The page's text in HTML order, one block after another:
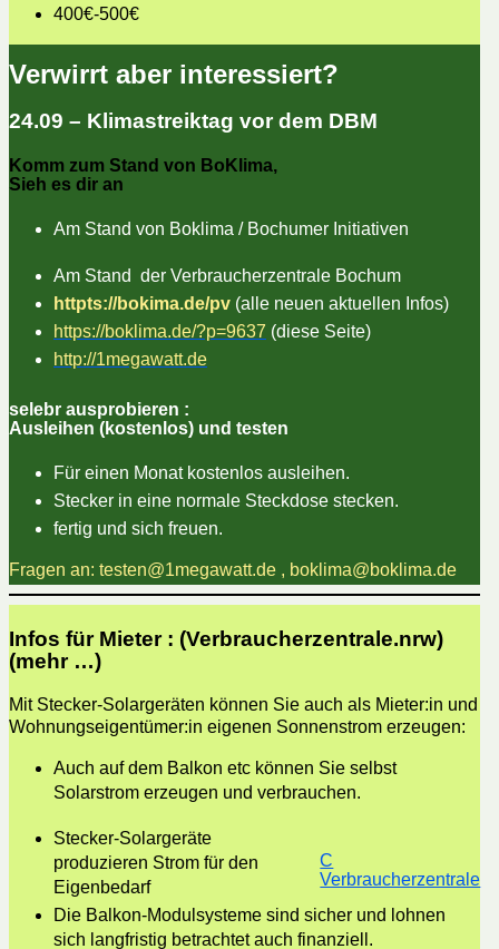
400€-500€
Verwirrt aber interessiert?
24.09 – Klimastreiktag vor dem DBM
Komm zum Stand von BoKlima,
Sieh es dir an
Am Stand von Boklima / Bochumer Initiativen
Am Stand der Verbraucherzentrale Bochum
httpts://bokima.de/pv (alle neuen aktuellen Infos)
https://boklima.de/?p=9637 (diese Seite)
http://1megawatt.de
selebr ausprobieren :
Ausleihen (kostenlos) und testen
Für einen Monat kostenlos ausleihen.
Stecker in eine normale Steckdose stecken.
fertig und sich freuen.
Fragen an: testen@1megawatt.de , boklima@boklima.de
Infos für Mieter : (Verbraucherzentrale.nrw)
(mehr …)
Mit Stecker-Solargeräten können Sie auch als Mieter:in und
Wohnungseigentümer:in eigenen Sonnenstrom erzeugen:
Auch auf dem Balkon etc können Sie selbst
Solarstrom erzeugen und verbrauchen.
C
Verbraucherzentrale
Stecker-Solargeräte
produzieren Strom für den
Eigenbedarf
Die Balkon-Modulsysteme sind sicher und lohnen
sich langfristig betrachtet auch finanziell.